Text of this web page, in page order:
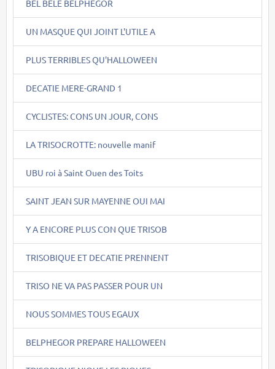
BEL BÊLE BELPHEGOR
UN MASQUE QUI JOINT L'UTILE A
PLUS TERRIBLES QU'HALLOWEEN
DECATIE MERE-GRAND 1
CYCLISTES: CONS UN JOUR, CONS
LA TRISOCROTTE: nouvelle manif
UBU roi à Saint Ouen des Toits
SAINT JEAN SUR MAYENNE OUI MAI
Y A ENCORE PLUS CON QUE TRISOB
TRISOBIQUE ET DECATIE PRENNENT
TRISO NE VA PAS PASSER POUR UN
NOUS SOMMES TOUS EGAUX
BELPHEGOR PREPARE HALLOWEEN